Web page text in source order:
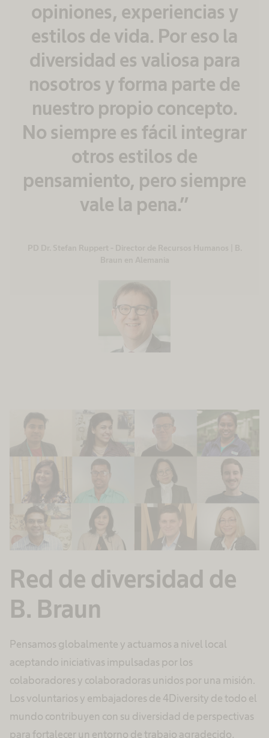
opiniones, experiencias y
estilos de vida. Por eso la
diversidad es valiosa para
nosotros y forma parte de
nuestro propio concepto.
No siempre es fácil integrar
otros estilos de
pensamiento, pero siempre
vale la pena.”
Red de diversidad de
B. Braun
Pensamos globalmente y actuamos a nivel local
aceptando iniciativas impulsadas por los
colaboradores y colaboradoras unidos por una misión.
Los voluntarios y embajadores de 4Diversity de todo el
mundo contribuyen con su diversidad de perspectivas
para fortalecer un entorno de trabajo agradecido,